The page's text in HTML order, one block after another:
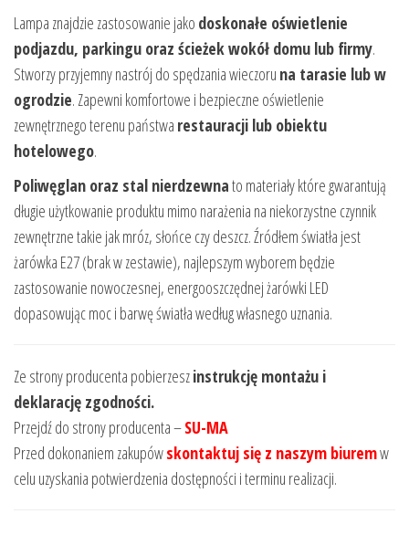
Lampa znajdzie zastosowanie jako doskonałe oświetlenie
podjazdu, parkingu oraz ścieżek wokół domu lub firmy.
Stworzy przyjemny nastrój do spędzania wieczoru na tarasie lub w
ogrodzie. Zapewni komfortowe i bezpieczne oświetlenie
zewnętrznego terenu państwa restauracji lub obiektu
hotelowego.
Poliwęglan oraz stal nierdzewnato materiały które gwarantują
długie użytkowanie produktu mimo narażenia na niekorzystne czynnik
zewnętrzne takie jak mróz, słońce czy deszcz. Źródłem światła jest
żarówka E27 (brak w zestawie), najlepszym wyborem będzie
zastosowanie nowoczesnej, energooszczędnej żarówki LED
dopasowując moc i barwę światła według własnego uznania.
Ze strony producenta pobierzeszinstrukcję montażu i
deklarację zgodności.
Przejdź do strony producenta –SU-MA
Przed dokonaniem zakupówskontaktuj się z naszym biuremw
celu uzyskania potwierdzenia dostępności i terminu realizacji.